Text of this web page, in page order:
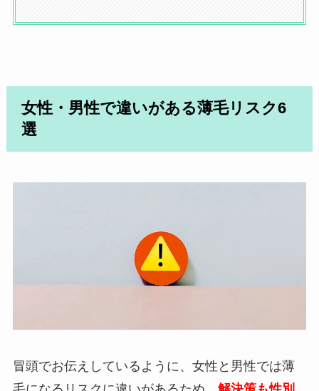
女性・男性で違いがある薄毛リスク6
選
冒頭でお伝えしているように、女性と男性では薄